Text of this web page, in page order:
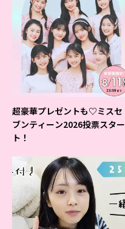
超豪華プレゼントも♡ミスセ
ブンティーン2026投票スター
ト！